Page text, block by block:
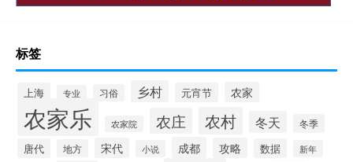
标签
上海 专业 习俗 乡村 元宵节 农家
农家乐 农家院 农庄 农村 冬天 冬季
唐代 地方 宋代 小说 成都 攻略 数据 新年